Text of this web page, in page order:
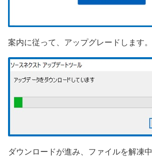
案内に従って、アップグレードします。
ダウンロードが進み、ファイルを解凍中